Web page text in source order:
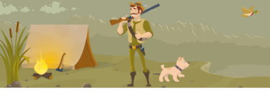
Перейти
содержимому